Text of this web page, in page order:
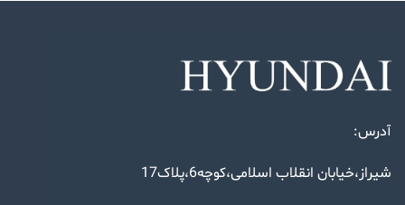
آدرس:
شیراز،خیابان انقلاب اسلامی،کوچه6،پلاک17